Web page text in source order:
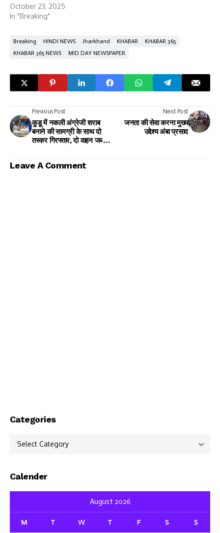
October 23, 2025
In "Breaking"
Breaking HINDI NEWS Jharkhand KHABAR
KHABAR 365
KHABAR 365 NEWS
MID DAY NEWSPAPER
Previous Post
कुडू में नकली अंग्रेजी शराब
बनाने की सामग्री के साथ दो
तस्कर गिरफ्तार, दो वाहन जब्त,
Next Post
जनता की सेवा करना मुख्य
उद्देश्य अंबा प्रसाद
Leave A Comment
Categories
Categories
Calender
August 2026
M T W T F S S